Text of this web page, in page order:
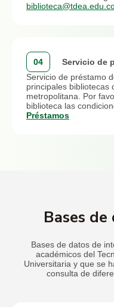
04
Servicio de
Servicio de préstamo
principales bibliotecas
metropolitana. Por
biblioteca las
Préstamos
Bases
Bases de datos de
académicos del
Universitaria y que se
consulta de